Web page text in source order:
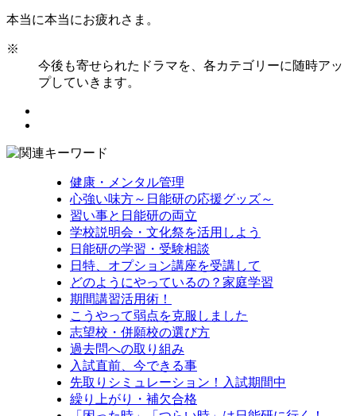
本当に本当にお疲れさま。
※
今後も寄せられたドラマを、各カテゴリーに随時アッ
プしていきます。
健康・メンタル管理
心強い味方～日能研の応援グッズ～
習い事と日能研の両立
学校説明会・文化祭を活用しよう
日能研の学習・受験相談
日特、オプション講座を受講して
どのようにやっているの？家庭学習
期間講習活用術！
こうやって弱点を克服しました
志望校・併願校の選び方
過去問への取り組み
入試直前、今できる事
先取りシミュレーション！入試期間中
繰り上がり・補欠合格